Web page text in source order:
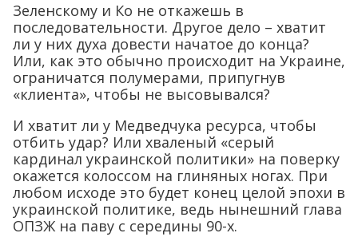
Зеленскому и Ко не откажешь в
последовательности. Другое дело – хватит
ли у них духа довести начатое до конца?
Или, как это обычно происходит на Украине,
ограничатся полумерами, припугнув
«клиента», чтобы не высовывался?
И хватит ли у Медведчука ресурса, чтобы
отбить удар? Или хваленый «серый
кардинал украинской политики» на поверку
окажется колоссом на глиняных ногах. При
любом исходе это будет конец целой эпохи в
украинской политике, ведь нынешний глава
ОПЗЖ на паву с середины 90-х.